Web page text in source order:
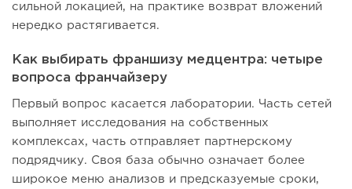
сильной локацией, на практике возврат вложений
нередко растягивается.
Как выбирать франшизу медцентра: четыре
вопроса франчайзеру
Первый вопрос касается лаборатории. Часть сетей
выполняет исследования на собственных
комплексах, часть отправляет партнерскому
подрядчику. Своя база обычно означает более
широкое меню анализов и предсказуемые сроки,